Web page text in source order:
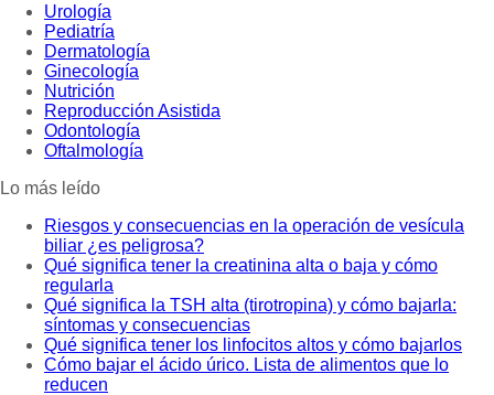
Urología
Pediatría
Dermatología
Ginecología
Nutrición
Reproducción Asistida
Odontología
Oftalmología
Lo más leído
Riesgos y consecuencias en la operación de vesícula
biliar ¿es peligrosa?
Qué significa tener la creatinina alta o baja y cómo
regularla
Qué significa la TSH alta (tirotropina) y cómo bajarla:
síntomas y consecuencias
Qué significa tener los linfocitos altos y cómo bajarlos
Cómo bajar el ácido úrico. Lista de alimentos que lo
reducen